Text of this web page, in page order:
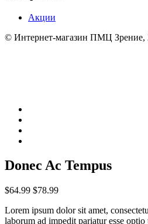
Акции
© Интернет-магазин ПМЦ Зрение,
Donec Ac Tempus
$64.99 $78.99
Lorem ipsum dolor sit amet,
laborum ad impedit pariatur esse